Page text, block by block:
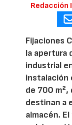
Redacción
Fijaciones
la apertura
industrial
instalación
de 700 m²,
destinan a
almacén.